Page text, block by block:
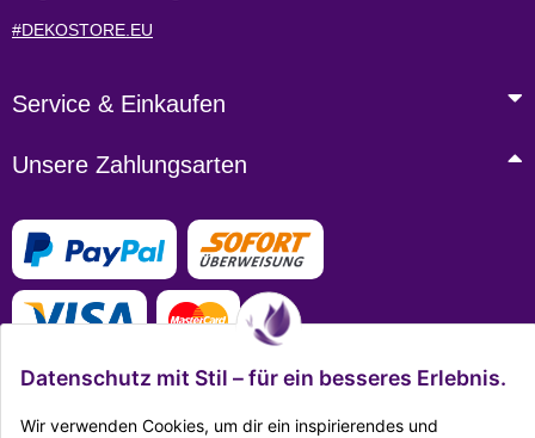
#DEKOSTORE.EU
Service & Einkaufen
Unsere Zahlungsarten
Datenschutz mit Stil – für ein besseres Erlebnis.
Wir verwenden Cookies, um dir ein inspirierendes und